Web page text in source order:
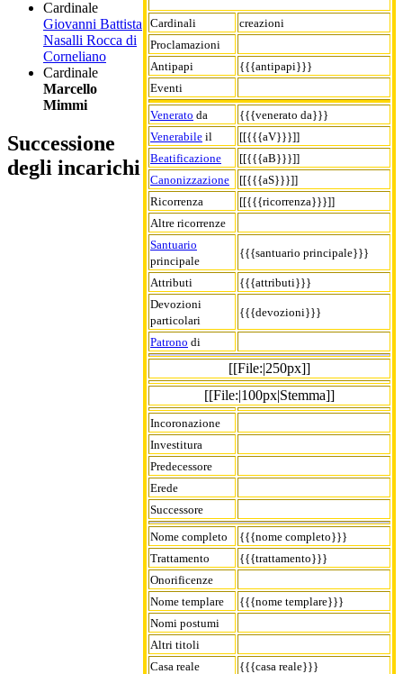
Cardinali
creazioni
Proclamazioni
Antipapi
{{{antipapi}}}
Eventi
Venerato da
{{{venerato da}}}
Venerabile il
[[{{{aV}}}]]
Beatificazione
[[{{{aB}}}]]
Canonizzazione
[[{{{aS}}}]]
Ricorrenza
[[{{{ricorrenza}}}]]
Altre ricorrenze
Santuario
principale
{{{santuario principale}}}
Attributi
{{{attributi}}}
Devozioni
particolari
{{{devozioni}}}
Patrono di
[[File:|250px]]
[[File:|100px|Stemma]]
Incoronazione
Investitura
Predecessore
Erede
Successore
Nome completo
{{{nome completo}}}
Trattamento
{{{trattamento}}}
Onorificenze
Nome templare
{{{nome templare}}}
Nomi postumi
Altri titoli
Casa reale
{{{casa reale}}}
Cardinale
Giovanni Battista
Nasalli Rocca di
Corneliano
Cardinale
Marcello
Mimmi
Successione
degli incarichi